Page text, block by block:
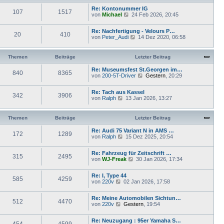
r
a
g
e
i
r
a
g
e
r
B
e
i
t
r
g
107 1517
Re: Kontonummer IG
von Michael
N
u
e
s
e
B
e
i
r
a
g
24 Feb 2026, 20:45
20 410
Re: Nachfertigung - Velours P…
von Peter_Audi
N
u
e
s
e
B
e
i
r
g
14 Dez 2020, 06:58
Themen Beiträge Letzter Beitrag
840 8365
Re: Museumsfest St.Georgen im…
von 200-5T-Driver
N
u
e
s
e
r
B
e
r
a
g
Gestern, 20:29
342 3906
Re: Tach aus Kassel
von Ralph
N
u
t
e
B
e
i
r
a
g
13 Jan 2026, 13:27
Themen Beiträge Letzter Beitrag
172 1289
Re: Audi 75 Variant N in AMS …
von Ralph
N
u
e
s
r
B
i
t
r
a
g
15 Dez 2025, 20:54
315 2495
Re: Fahrzeug für Zeitschrift …
von WJ-Freak
N
u
s
r
B
i
30 Jan 2026, 17:34
585 4259
Re: I, Type 44
von 220v
N
u
e
s
r
02 Jan 2026, 17:58
512 4470
Re: Meine Automobilen Sichtun…
von 220v
N
u
e
Gestern, 19:54
Re: Neuzugang : 95er Yamaha S…